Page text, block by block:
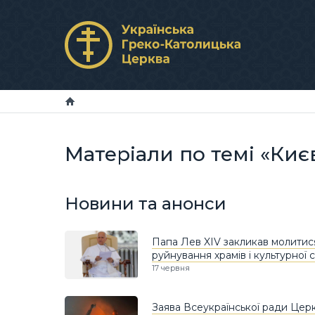
Матеріали по темі
Новини та анонси
Папа Лев XIV закликав
руйнування храмів і
17 червня
Заява Всеукраїнської ради